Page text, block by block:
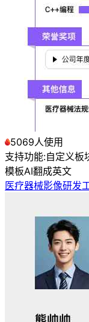
5069人使用
支持功能:自定义板
模板AI翻成英文
医疗器械影像研发